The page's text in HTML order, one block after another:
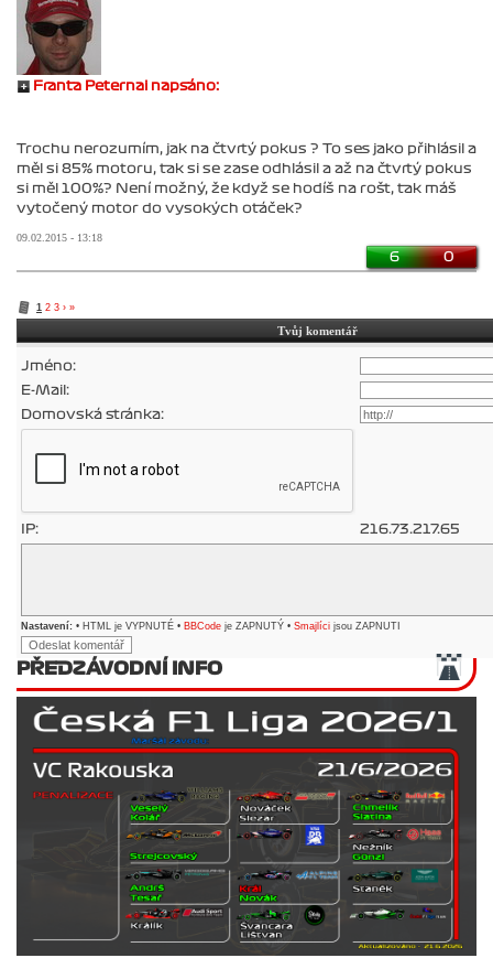
Franta Peternai napsáno:
Trochu nerozumím, jak na čtvrtý pokus ? To ses jako přihlásil a
měl si 85% motoru, tak si se zase odhlásil a až na čtvrtý pokus
si měl 100%? Není možný, že když se hodíš na rošt, tak máš
vytočený motor do vysokých otáček?
09.02.2015 - 13:18
6 0
1 2 3 › »
Tvůj komentář
Jméno:
E-Mail:
Domovská stránka:
IP: 216.73.217.65
Nastavení: • HTML je VYPNUTÉ • BBCode je ZAPNUTÝ • Smajlíci jsou ZAPNUTI
PŘEDZÁVODNÍ INFO